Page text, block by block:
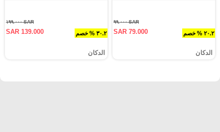
٢٠.٢ % خصم
SAR ٩٩.٠٠٠
SAR 79.000
الدكان
٣٠.٢ % خصم
SAR ١٩٩.٠٠٠
SAR 139.000
الدكان